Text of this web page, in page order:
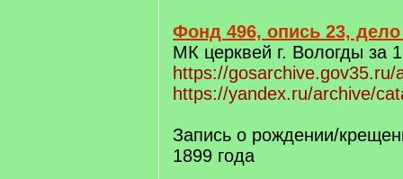
Фонд 496, опись 23, дело
МК церквей г. Вологды за
https://
https://yandex.ru/archive/
Запись о рождении/
1899 года